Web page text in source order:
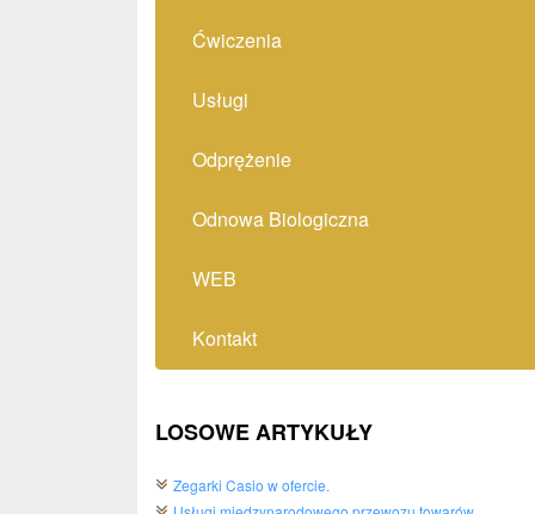
Ćwiczenia
Usługi
Odprężenie
Odnowa Biologiczna
WEB
Kontakt
LOSOWE ARTYKUŁY
Zegarki Casio w ofercie.